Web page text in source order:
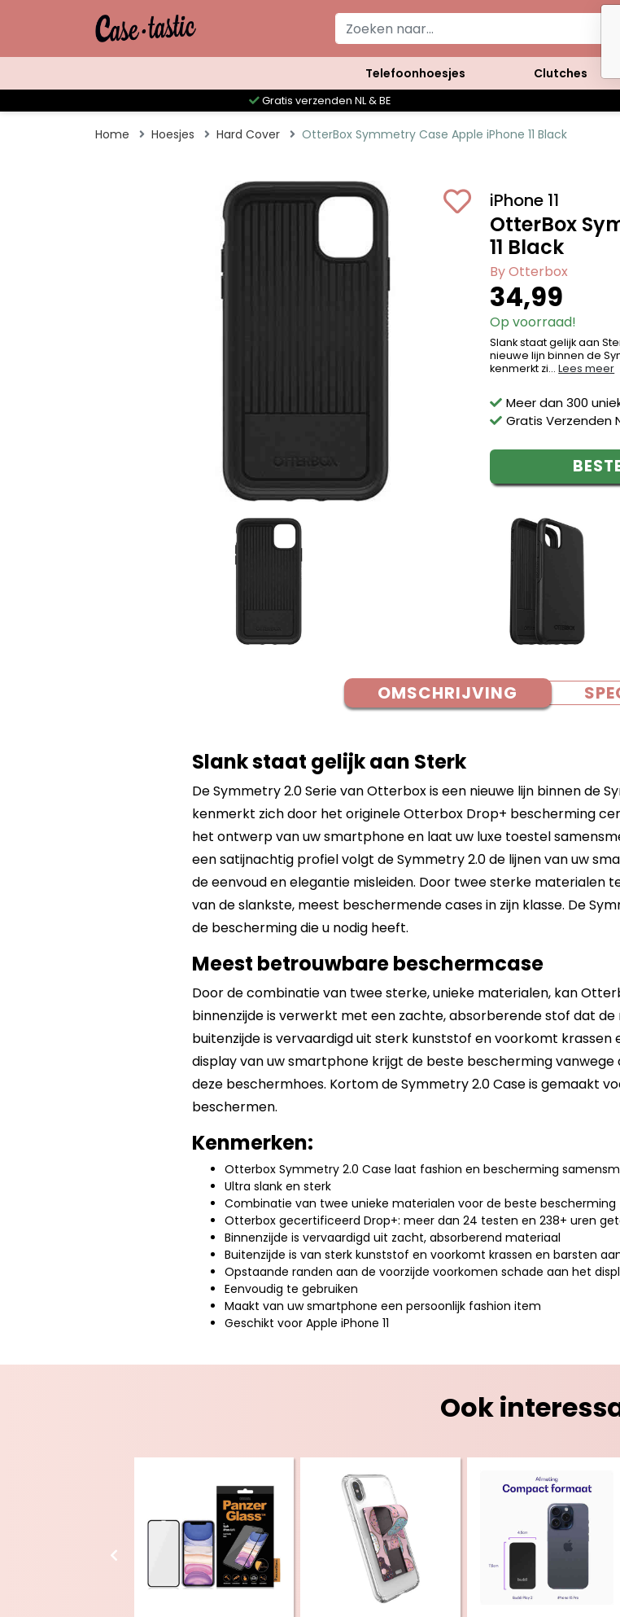
Telefoonhoesjes Clutches
Gratis verzenden NL & BE
Home Hoesjes Hard Cover OtterBox Symmetry Case Apple iPhone 11 Black
iPhone 11
OtterBox
11 Black
By Otterbox
34,99
Op voorraad!
Slank staat gelijk aan
nieuwe lijn binnen de
kenmerkt zi...Lees meer
Meer dan 300
Gratis Verzenden
OMSCHRIJVING
Slank staat gelijk aan Sterk
De Symmetry 2.0 Serie van Otterbox is een nieuwe lijn binnen de
kenmerkt zich door het originele Otterbox Drop+ bescherming
het ontwerp van uw smartphone en laat uw luxe toestel
een satijnachtig profiel volgt de Symmetry 2.0 de lijnen van uw
de eenvoud en elegantie misleiden. Door twee sterke materialen
van de slankste, meest beschermende cases in zijn klasse. De
de bescherming die u nodig heeft.
Meest betrouwbare beschermcase
Door de combinatie van twee sterke, unieke materialen, kan
binnenzijde is verwerkt met een zachte, absorberende stof dat
buitenzijde is vervaardigd uit sterk kunststof en voorkomt krassen
display van uw smartphone krijgt de beste bescherming
deze beschermhoes. Kortom de Symmetry 2.0 Case is gemaakt
beschermen.
Kenmerken:
Otterbox Symmetry 2.0 Case laat fashion en bescherming
Ultra slank en sterk
Combinatie van twee unieke materialen voor de beste bescherming
Otterbox gecertificeerd Drop+: meer dan 24 testen en 238+ uren
Binnenzijde is vervaardigd uit zacht, absorberend materiaal
Buitenzijde is van sterk kunststof en voorkomt krassen en barsten
Opstaande randen aan de voorzijde voorkomen schade aan het
Eenvoudig te gebruiken
Maakt van uw smartphone een persoonlijk fashion item
Geschikt voor Apple iPhone 11
Ook